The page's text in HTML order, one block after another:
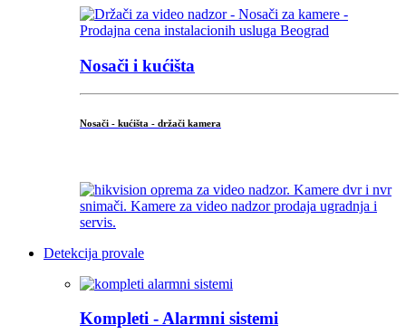
Nosači i kućišta
Nosači - kućišta - držači kamera
Detekcija provale
Kompleti - Alarmni sistemi